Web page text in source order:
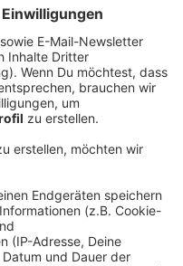
00:00
seines Podcasts